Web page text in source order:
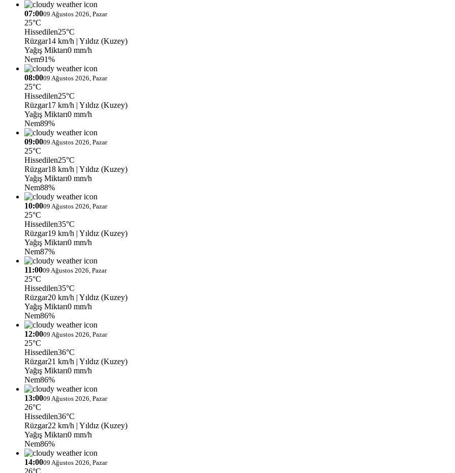
07:0009 Ağustos 2026, Pazar
25°C
Hissedilen25°C
Rüzgar14 km/h | Yıldız (Kuzey)
Yağış Miktarı0 mm/h
Nem91%
08:0009 Ağustos 2026, Pazar
25°C
Hissedilen25°C
Rüzgar17 km/h | Yıldız (Kuzey)
Yağış Miktarı0 mm/h
Nem89%
09:0009 Ağustos 2026, Pazar
25°C
Hissedilen25°C
Rüzgar18 km/h | Yıldız (Kuzey)
Yağış Miktarı0 mm/h
Nem88%
10:0009 Ağustos 2026, Pazar
25°C
Hissedilen35°C
Rüzgar19 km/h | Yıldız (Kuzey)
Yağış Miktarı0 mm/h
Nem87%
11:0009 Ağustos 2026, Pazar
25°C
Hissedilen35°C
Rüzgar20 km/h | Yıldız (Kuzey)
Yağış Miktarı0 mm/h
Nem86%
12:0009 Ağustos 2026, Pazar
25°C
Hissedilen36°C
Rüzgar21 km/h | Yıldız (Kuzey)
Yağış Miktarı0 mm/h
Nem86%
13:0009 Ağustos 2026, Pazar
26°C
Hissedilen36°C
Rüzgar22 km/h | Yıldız (Kuzey)
Yağış Miktarı0 mm/h
Nem86%
14:0009 Ağustos 2026, Pazar
26°C